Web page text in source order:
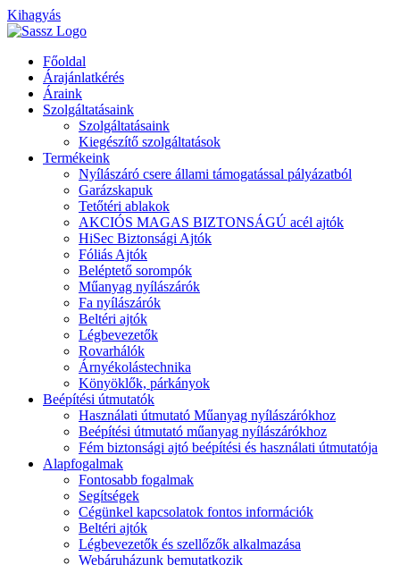
Kihagyás
Főoldal
Árajánlatkérés
Áraink
Szolgáltatásaink
Szolgáltatásaink
Kiegészítő szolgáltatások
Termékeink
Nyílászáró csere állami támogatással pályázatból
Garázskapuk
Tetőtéri ablakok
AKCIÓS MAGAS BIZTONSÁGÚ acél ajtók
HiSec Biztonsági Ajtók
Fóliás Ajtók
Beléptető sorompók
Műanyag nyílászárók
Fa nyílászárók
Beltéri ajtók
Légbevezetők
Rovarhálók
Árnyékolástechnika
Könyöklők, párkányok
Beépítési útmutatók
Használati útmutató Műanyag nyílászárókhoz
Beépítési útmutató műanyag nyílászárókhoz
Fém biztonsági ajtó beépítési és használati útmutatója
Alapfogalmak
Fontosabb fogalmak
Segítségek
Cégünkel kapcsolatok fontos információk
Beltéri ajtók
Légbevezetők és szellőzők alkalmazása
Webáruházunk bemutatkozik